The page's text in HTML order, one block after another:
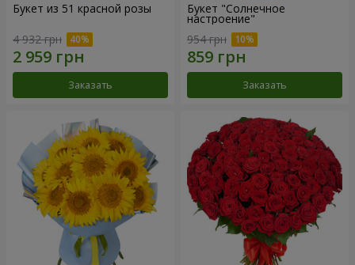
Букет из 51 красной розы
4 932 грн
Заказать
Букет "Солнечное
настроение"
954 грн
Заказать